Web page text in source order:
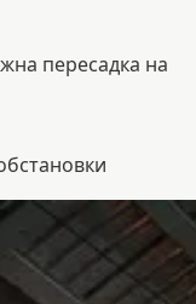
пересадка на